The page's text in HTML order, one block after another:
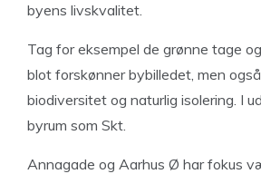
byens livskvalitet.
Tag for eksempel de grønne tage
blot forskønner bybilledet, men
biodiversitet og naturlig isolering. I
byrum som Skt.
Annagade og Aarhus Ø har fokus